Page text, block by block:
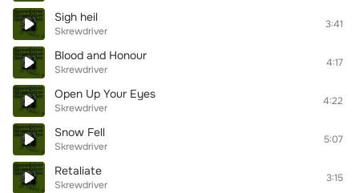
Sigh heil
Skrewdriver
3:41
Blood and Honour
Skrewdriver
4:17
Open Up Your Eyes
Skrewdriver
4:22
Snow Fell
Skrewdriver
5:07
Retaliate
Skrewdriver
3:15